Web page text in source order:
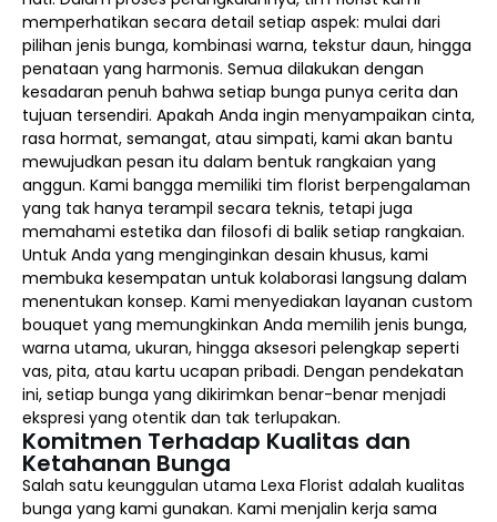
memperhatikan secara detail setiap aspek: mulai dari
pilihan jenis bunga, kombinasi warna, tekstur daun, hingga
penataan yang harmonis. Semua dilakukan dengan
kesadaran penuh bahwa setiap bunga punya cerita dan
tujuan tersendiri. Apakah Anda ingin menyampaikan cinta,
rasa hormat, semangat, atau simpati, kami akan bantu
mewujudkan pesan itu dalam bentuk rangkaian yang
anggun. Kami bangga memiliki tim florist berpengalaman
yang tak hanya terampil secara teknis, tetapi juga
memahami estetika dan filosofi di balik setiap rangkaian.
Untuk Anda yang menginginkan desain khusus, kami
membuka kesempatan untuk kolaborasi langsung dalam
menentukan konsep. Kami menyediakan layanan custom
bouquet yang memungkinkan Anda memilih jenis bunga,
warna utama, ukuran, hingga aksesori pelengkap seperti
vas, pita, atau kartu ucapan pribadi. Dengan pendekatan
ini, setiap bunga yang dikirimkan benar-benar menjadi
ekspresi yang otentik dan tak terlupakan.
Komitmen Terhadap Kualitas dan
Ketahanan Bunga
Salah satu keunggulan utama Lexa Florist adalah kualitas
bunga yang kami gunakan. Kami menjalin kerja sama